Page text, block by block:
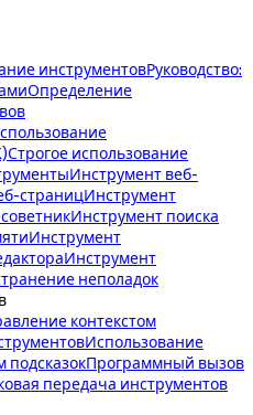
инструментовРуководство:
Определение
Строгое использование
Инструмент веб-
страницИнструмент
Инструмент поиска
Инструмент
Инструмент
неполадок
контекстом
Использование
подсказокПрограммный вызов
передача инструментов